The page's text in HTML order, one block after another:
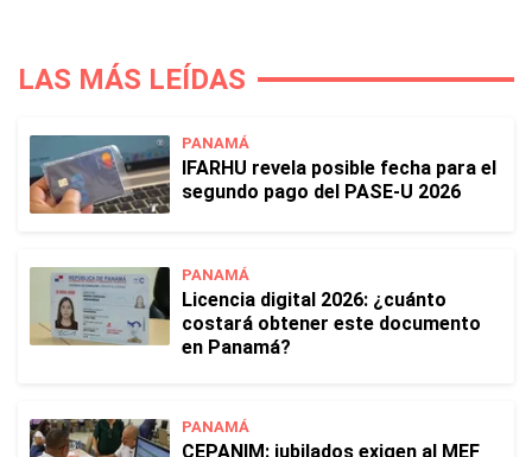
LAS MÁS LEÍDAS
PANAMÁ
IFARHU revela posible fecha para el
segundo pago del PASE-U 2026
PANAMÁ
Licencia digital 2026: ¿cuánto
costará obtener este documento
en Panamá?
PANAMÁ
CEPANIM: jubilados exigen al MEF